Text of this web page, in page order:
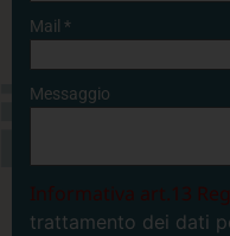
Mail *
Messaggio
Informativa art.13
trattamento dei dati